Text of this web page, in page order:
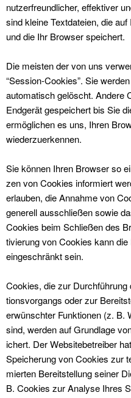
nutzer­fre­undlich­er, effek­tiv­er
sind kleine Text­dateien, die
und die Ihr Brows­er spe­ichert.
Die meis­ten der von uns
“Ses­sion-Cook­ies”. Sie
automa­tisch gelöscht. Andere
Endgerät gespe­ichert bis Sie
ermöglichen es uns, Ihren
wiederzuerken­nen.
Sie kön­nen Ihren Brows­er so
zen von Cook­ies informiert
erlauben, die Annahme von
generell auss­chließen sowie
Cook­ies beim Schließen des
tivierung von Cook­ies kann
eingeschränkt sein.
Cook­ies, die zur
tionsvor­gangs oder zur
erwün­schter Funk­tio­nen (z. B.
sind, wer­den auf Grund­lage
ichert. Der Web­site­be­treiber
Spe­icherung von Cook­ies zur
mierten Bere­it­stel­lung sein­er
B. Cook­ies zur Analyse Ihres